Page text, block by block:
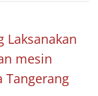
Laksanakan
mesin
Tangerang